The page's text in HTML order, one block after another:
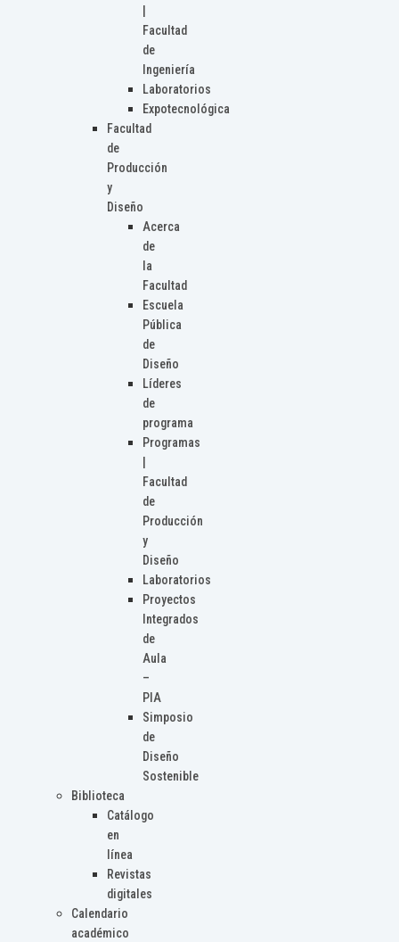
Facultad
de
Ingeniería
Laboratorios
Expotecnológica
Facultad
de
Producción
y
Diseño
Acerca
de
la
Facultad
Escuela
Pública
de
Diseño
Líderes
de
programa
Programas
Facultad
de
Producción
y
Diseño
Laboratorios
Proyectos
Integrados
de
Aula
–
PIA
Simposio
de
Diseño
Sostenible
Biblioteca
Catálogo
en
línea
Revistas
digitales
Calendario
académico